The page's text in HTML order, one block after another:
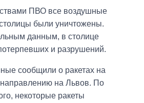
ПВО все воздушные
были уничтожены.
данным, в столице
и разрушений.
сообщили о ракетах на
на Львов. По
некоторые ракеты